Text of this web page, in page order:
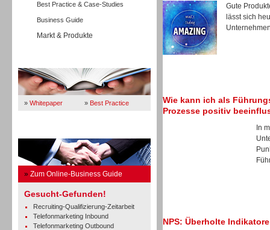
Best Practice & Case-Studies
Business Guide
Markt & Produkte
» Whitepaper » Best Practice
» Zum Online-Business Guide
Gesucht-Gefunden!
Recruiting-Qualifizierung-Zeitarbeit
Telefonmarketing Inbound
Telefonmarketing Outbound
Gute
lässt sich
Wie kann ich als
Prozesse positiv
In
NPS: Überholte